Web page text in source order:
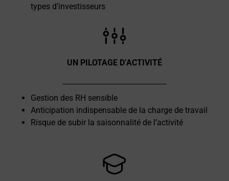
types d’investisseurs
UN PILOTAGE D’ACTIVITÉ
Gestion des RH sensible
Anticipation indispensable de la charge de travail
Risque de subir la saisonnalité de l’activité